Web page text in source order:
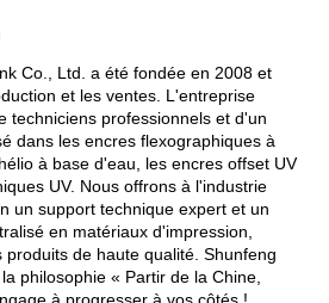
Co., Ltd. a été fondée en 2008 et
et les ventes. L'entreprise
techniciens professionnels et d'un
dans les encres flexographiques à
à base d'eau, les encres offset UV
UV. Nous offrons à l'industrie
un support technique expert et un
en matériaux d'impression,
de haute qualité. Shunfeng
philosophie « Partir de la Chine,